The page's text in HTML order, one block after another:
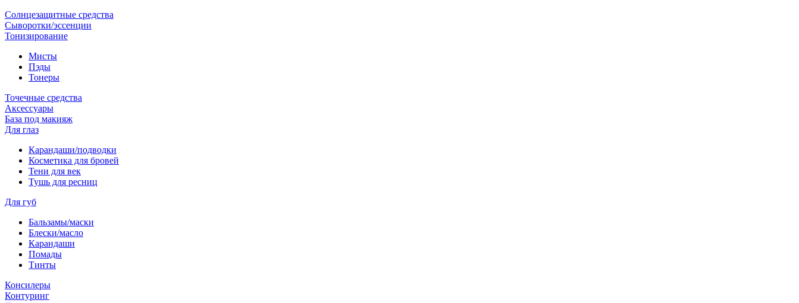
Солнцезащитные средства
Сыворотки/эссенции
Тонизирование
Мисты
Пэды
Тонеры
Точечные средства
Аксессуары
База под макияж
Для глаз
Карандаши/подводки
Косметика для бровей
Тени для век
Тушь для ресниц
Для губ
Бальзамы/маски
Блески/масло
Карандаши
Помады
Тинты
Консилеры
Контуринг